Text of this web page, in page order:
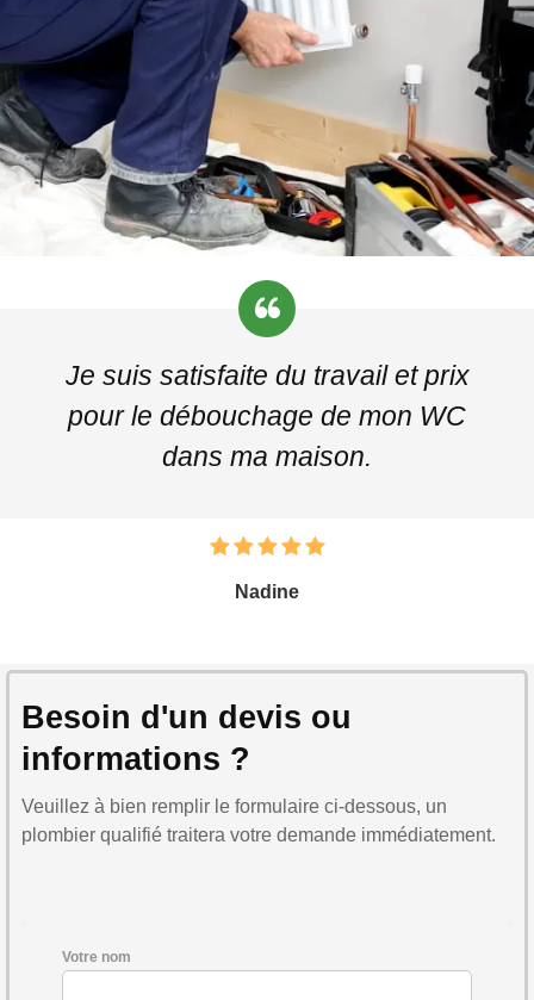
Je suis satisfaite du travail et prix
pour le débouchage de mon WC
dans ma maison.
Nadine
Besoin d'un devis ou
informations ?
Veuillez à bien remplir le formulaire ci-dessous, un
plombier qualifié traitera votre demande immédiatement.
Votre nom